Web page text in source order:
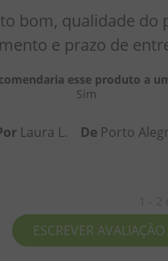
bom, qualidade do
e prazo de
esse produto a
Sim
Laura L. De Porto
ESCREVER AVALIAÇÃO